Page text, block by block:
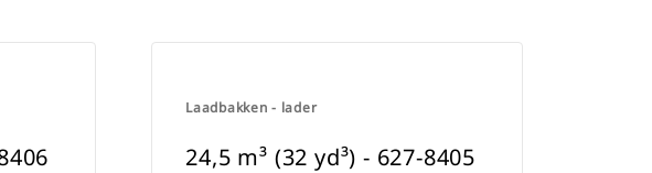
Laadbakken - lader
24,5 m³ (32 yd³) - 627-8405